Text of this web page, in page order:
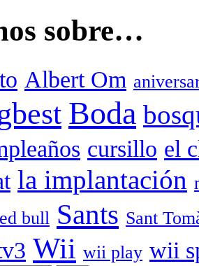
sobre…
Albert Om
Boda
cursillo el
la implantación
bull Sants Sant
Wii wii play wii